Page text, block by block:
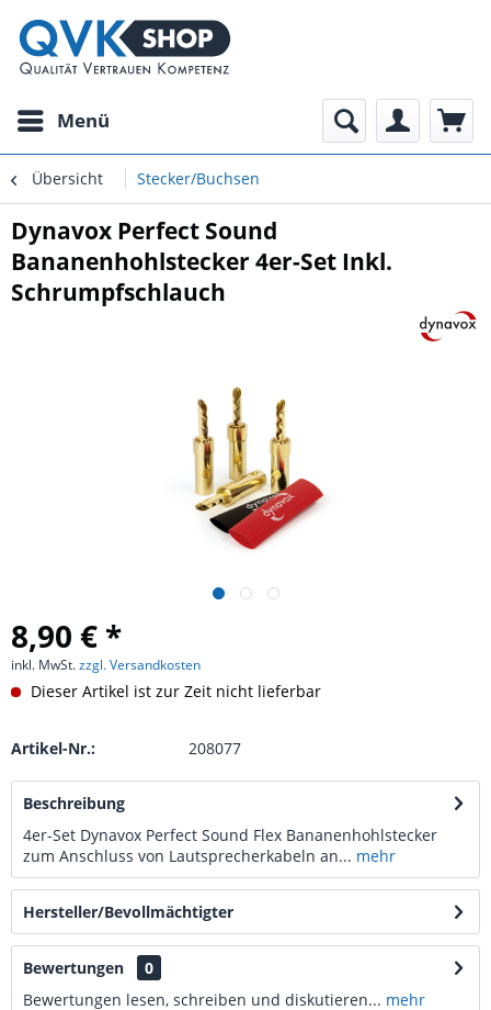
Menü
Übersicht Stecker/Buchsen
Dynavox Perfect Sound
Bananenhohlstecker 4er-Set Inkl.
Schrumpfschlauch
8,90 € *
inkl. MwSt.zzgl. Versandkosten
Dieser Artikel ist zur Zeit nicht lieferbar
Artikel-Nr.: 208077
Beschreibung
4er-Set Dynavox Perfect Sound Flex Bananenhohlstecker
zum Anschluss von Lautsprecherkabeln an... mehr
Hersteller/Bevollmächtigter
Bewertungen
0
Bewertungen lesen, schreiben und diskutieren... mehr